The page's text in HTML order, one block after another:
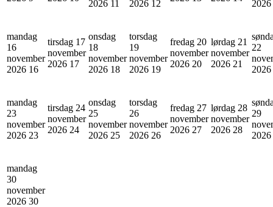
2026 11
2026 12
2026
mandag
16
november
2026 16
tirsdag 17
november
2026 17
onsdag
18
november
2026 18
torsdag
19
november
2026 19
fredag 20
november
2026 20
lørdag 21
november
2026 21
22
2026
mandag
23
november
2026 23
tirsdag 24
november
2026 24
onsdag
25
november
2026 25
torsdag
26
november
2026 26
fredag 27
november
2026 27
lørdag 28
november
2026 28
29
2026
mandag
30
november
2026 30